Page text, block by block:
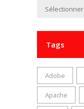
Catégories
Tags
Adobe
Apache